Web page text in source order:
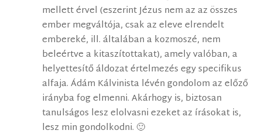
mellett érvel (eszerint Jézus nem az az összes
ember megváltója, csak az eleve elrendelt
embereké, ill. általában a kozmoszé, nem
beleértve a kitaszítottakat), amely valóban, a
helyettesítő áldozat értelmezés egy specifikus
alfaja. Ádám Kálvinista lévén gondolom az előző
irányba fog elmenni. Akárhogy is, biztosan
tanulságos lesz elolvasni ezeket az írásokat is,
lesz min gondolkodni. 🙂